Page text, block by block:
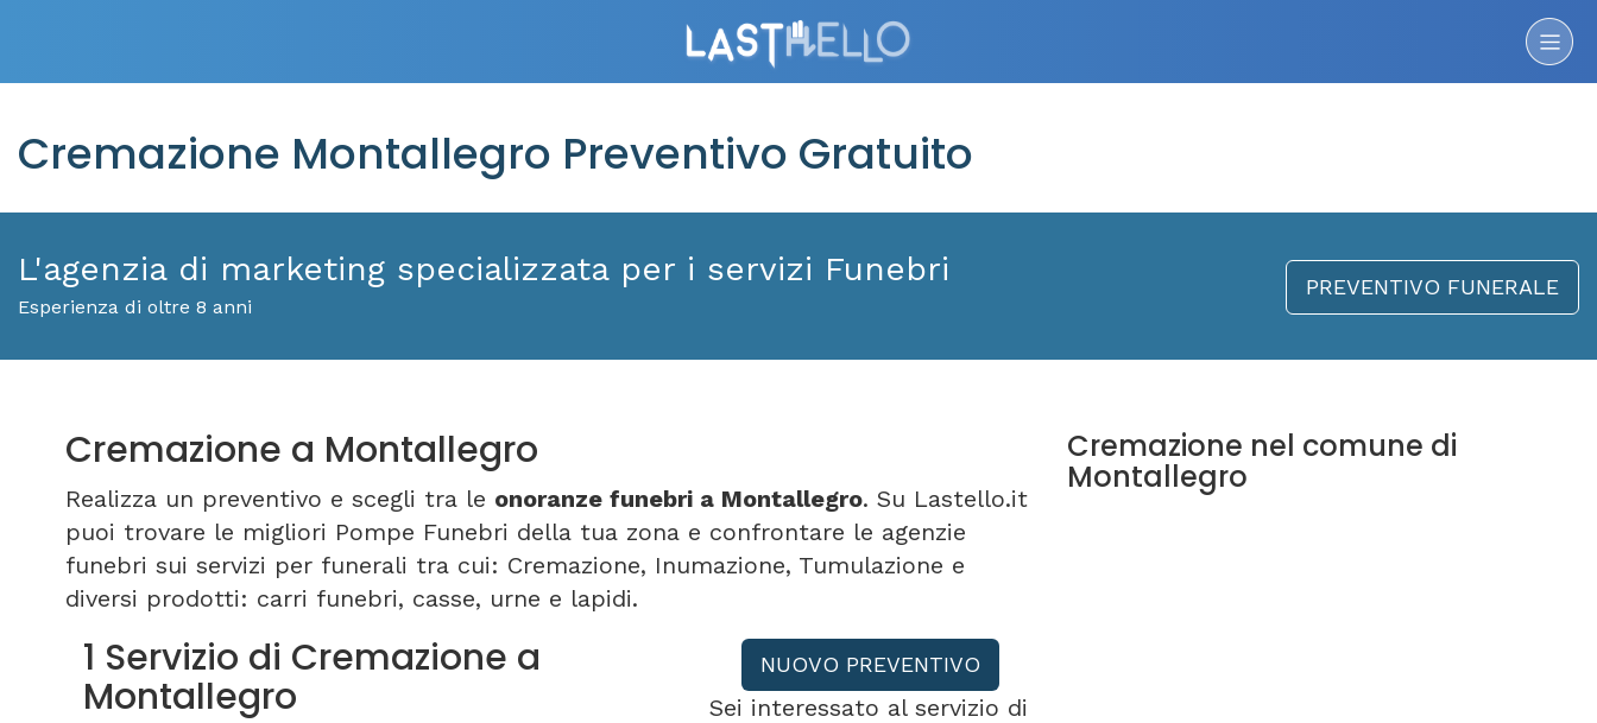
Cremazione Montallegro Preventivo Gratuito
L'agenzia di marketing specializzata per i servizi Funebri
Esperienza di oltre 8 anni
PREVENTIVO FUNERALE
Cremazione a Montallegro
Realizza un preventivo e scegli tra le onoranze funebri a Montallegro. Su Lastello.it
puoi trovare le migliori Pompe Funebri della tua zona e confrontare le agenzie
funebri sui servizi per funerali tra cui: Cremazione, Inumazione, Tumulazione e
diversi prodotti: carri funebri, casse, urne e lapidi.
1 Servizio di Cremazione a
Montallegro
NUOVO PREVENTIVO
Sei interessato al servizio di
Cremazione nel comune di
Montallegro